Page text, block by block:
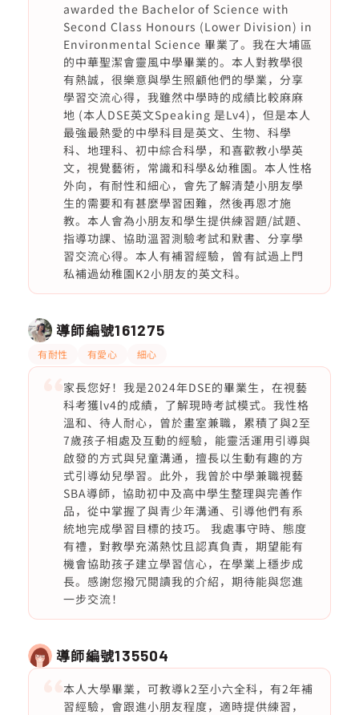
awarded the Bachelor of Science with
Second Class Honours (Lower Division) in
Environmental Science 畢業了。我在大埔區
的中華聖潔會靈風中學畢業的。本人對教學很
有熱誠，很樂意與學生照顧他們的學業，分享
學習交流心得，我雖然中學時的成績比較麻麻
地 (本人DSE英文Speaking 是Lv4)，但是本人
最強最熱愛的中學科目是英文、生物、科學
科、地理科、初中綜合科學，和喜歡教小學英
文，視覺藝術，常識和科學&幼稚園。本人性格
外向，有耐性和細心，會先了解清楚小朋友學
生的需要和有甚麼學習困難，然後再恩才施
教。本人會為小朋友和學生提供練習題/試題、
指導功課、協助溫習測驗考試和默書、分享學
習交流心得。本人有補習經驗，曾有試過上門
私補過幼稚園K2小朋友的英文科。
導師編號161275
有耐性 有愛心 細心
家長您好！我是2024年DSE的畢業生，在視藝
科考獲lv4的成績，了解現時考試模式。我性格
溫和、待人耐心，曾於畫室兼職，累積了與2至
7歲孩子相處及互動的經驗，能靈活運用引導與
啟發的方式與兒童溝通，擅長以生動有趣的方
式引導幼兒學習。此外，我曾於中學兼職視藝
SBA導師，協助初中及高中學生整理與完善作
品，從中掌握了與青少年溝通、引導他們有系
統地完成學習目標的技巧。 我處事守時、態度
有禮，對教學充滿熱忱且認真負責，期望能有
機會協助孩子建立學習信心，在學業上穩步成
長。感謝您撥冗閱讀我的介紹，期待能與您進
一步交流！
導師編號135504
本人大學畢業，可教導k2至小六全科，有2年補
習經驗，會跟進小朋友程度，適時提供練習，